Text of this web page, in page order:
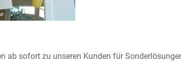
ab sofort zu unseren Kunden für